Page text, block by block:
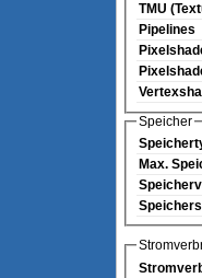
TMU
Pipelines
Speicher
Max.